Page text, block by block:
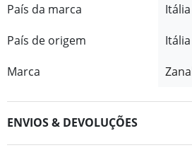
País da marca
Itália
País de origem
Itália
Marca
ENVIOS & DEVOLUÇÕES